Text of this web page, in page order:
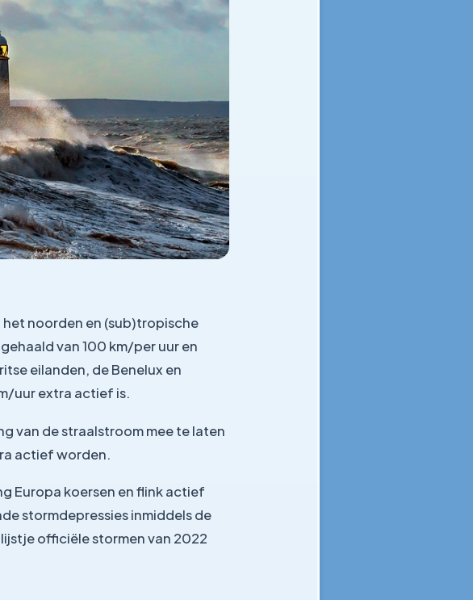
noorden en (sub)tropische
van 100 km/per uur en
eilanden, de Benelux en
uur extra actief is.
van de straalstroom mee te laten
actief worden.
Europa koersen en flink actief
stormdepressies inmiddels de
officiële stormen van 2022